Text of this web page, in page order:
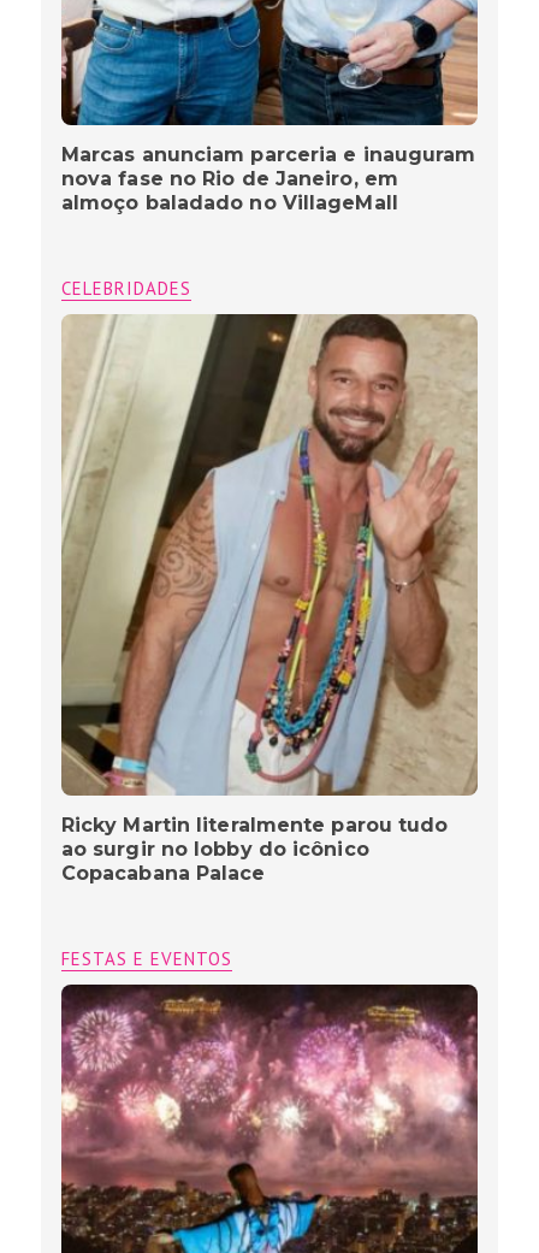
Marcas anunciam parceria e inauguram
nova fase no Rio de Janeiro, em
almoço baladado no VillageMall
CELEBRIDADES
Ricky Martin literalmente parou tudo
ao surgir no lobby do icônico
Copacabana Palace
FESTAS E EVENTOS